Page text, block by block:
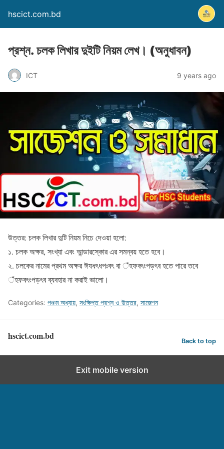
hscict.com.bd
প্রশ্ন. চলক লিখার দুইটি নিয়ম লেখ। (অনুধাবন)
ICT 9 years ago
উত্তর: চলক লিখার দুটি নিয়ম নিচে দেওয়া হলো:
১. চলক অক্ষর, সংখ্যা এবং আন্ডারস্কোর এর সমন্বয় হতে হবে।
২. চলকের নামের প্রথম অক্ষর ঈযধৎধপঃবৎ বা ঁহফবৎংপড়ৎব হতে পারে তবে
ঁহফবৎংপড়ৎব ব্যবহার না করাই ভালো।
Categories: পঞ্চম অধ্যায়, সংক্ষিপ্ত প্রশ্ন ও উত্তর, সাজেশন
hscict.com.bd Back to top
Exit mobile version